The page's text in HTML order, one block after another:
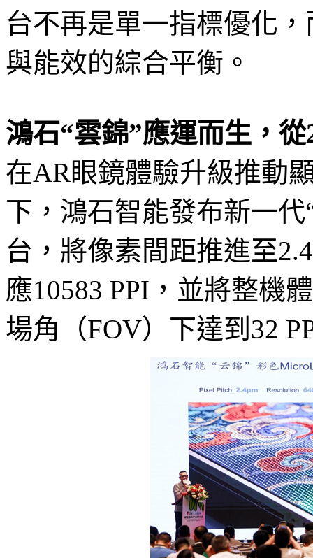
台不再是單一指標優化
與能效的綜合平衡。
鴻石“雲錦”應運而生，
在AR眼鏡體驗升級推動
下，鴻石智能發布新一
台，將像素間距推進至
應10583 PPI，並將整機
場角（FOV）下達到32